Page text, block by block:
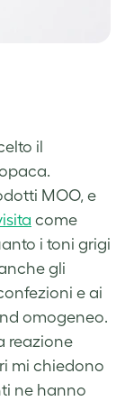
il
MOO, e
come
i toni grigi
gli
e ai
omogeneo.
reazione
mi chiedono
ne hanno